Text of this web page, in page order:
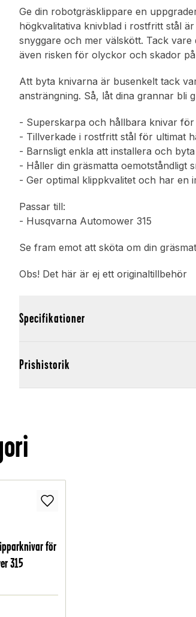
Ge din robotgräsklippare en
högkvalitativa knivblad i rostfritt stål
snyggare och mer välskött. Tack
även risken för olyckor och skador
Att byta knivarna är busenkelt tack
ansträngning. Så, låt dina grannar bli
- Superskarpa och hållbara knivar
- Tillverkade i rostfritt stål för ultimat
- Barnsligt enkla att installera och byta
- Håller din gräsmatta oemotståndligt
- Ger optimal klippkvalitet och har en
Passar till:
- Husqvarna Automower 315
Se fram emot att sköta om din
Obs! Det här är ej ett originaltillbehör
Specifikationer
Prishistorik
för
315